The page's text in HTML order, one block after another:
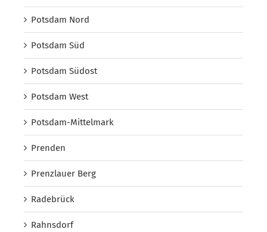
Potsdam Nord
Potsdam Süd
Potsdam Südost
Potsdam West
Potsdam-Mittelmark
Prenden
Prenzlauer Berg
Radebrück
Rahnsdorf